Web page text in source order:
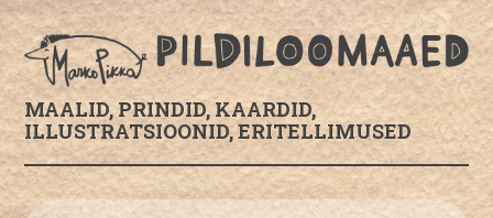
MAALID, PRINDID, KAARDID,
ILLUSTRATSIOONID, ERITELLIMUSED